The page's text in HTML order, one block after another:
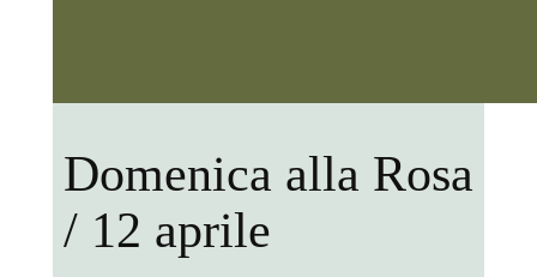
Domenica alla Rosa
/ 12 aprile